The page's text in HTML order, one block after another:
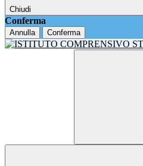
Chiudi
Conferma
Annulla Conferma